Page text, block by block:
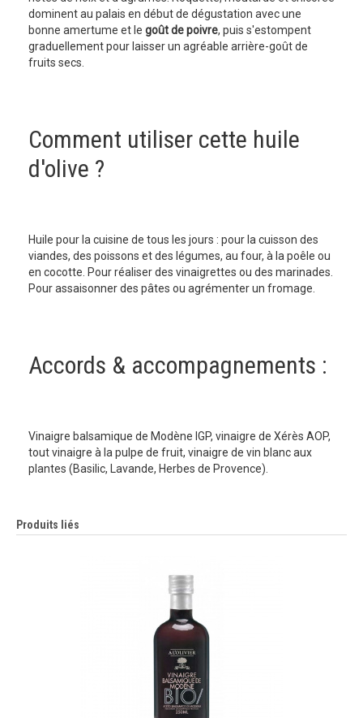
dominent au palais en début de dégustation avec une
bonne amertume et le goût de poivre, puis s'estompent
graduellement pour laisser un agréable arrière-goût de
fruits secs.
Comment utiliser cette huile
d'olive ?
Huile pour la cuisine de tous les jours : pour la cuisson des
viandes, des poissons et des légumes, au four, à la poêle ou
en cocotte. Pour réaliser des vinaigrettes ou des marinades.
Pour assaisonner des pâtes ou agrémenter un fromage.
Accords & accompagnements :
Vinaigre balsamique de Modène IGP, vinaigre de Xérès AOP,
tout vinaigre à la pulpe de fruit, vinaigre de vin blanc aux
plantes (Basilic, Lavande, Herbes de Provence).
Produits liés